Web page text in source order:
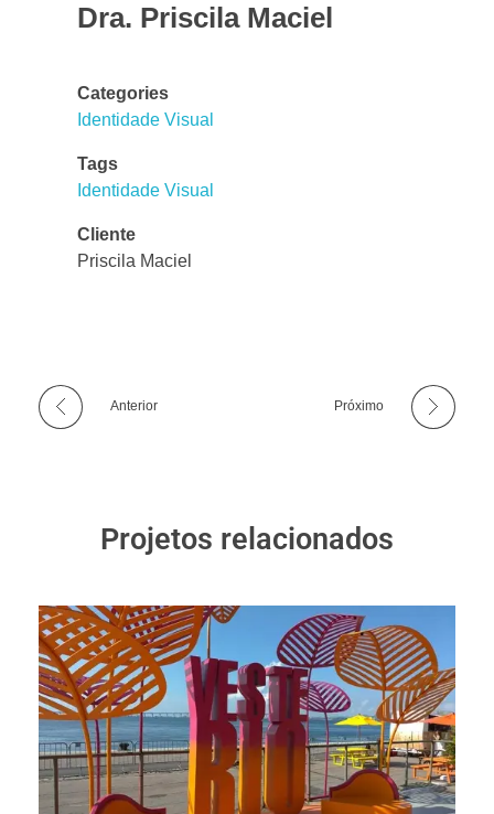
Dra. Priscila Maciel
Categories
Identidade Visual
Tags
Identidade Visual
Cliente
Priscila Maciel
Anterior Próximo
Projetos relacionados